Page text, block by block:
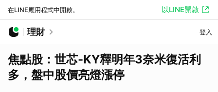
在LINE應用程式中開啟。 以LINE開啟
理財 登入
焦點股：世芯-KY釋明年3奈米復活利
多，盤中股價亮燈漲停